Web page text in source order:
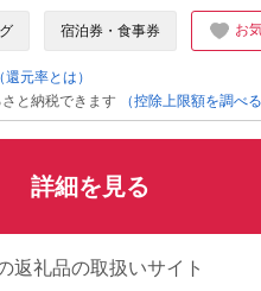
宿泊券・食事券 お
（還元率とは）
と納税できます
（控除上限額を調べる
詳細を見る
返礼品の取扱いサイト